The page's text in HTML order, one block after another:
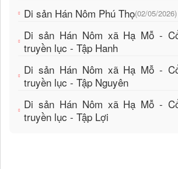
Di sản Hán Nôm Phú Thọ(02/05/2026)
Di sản Hán Nôm xã Hạ Mỗ -
truyền lục - Tập Hanh
Di sản Hán Nôm xã Hạ Mỗ -
truyền lục - Tập Nguyên
Di sản Hán Nôm xã Hạ Mỗ -
truyền lục - Tập Lợi